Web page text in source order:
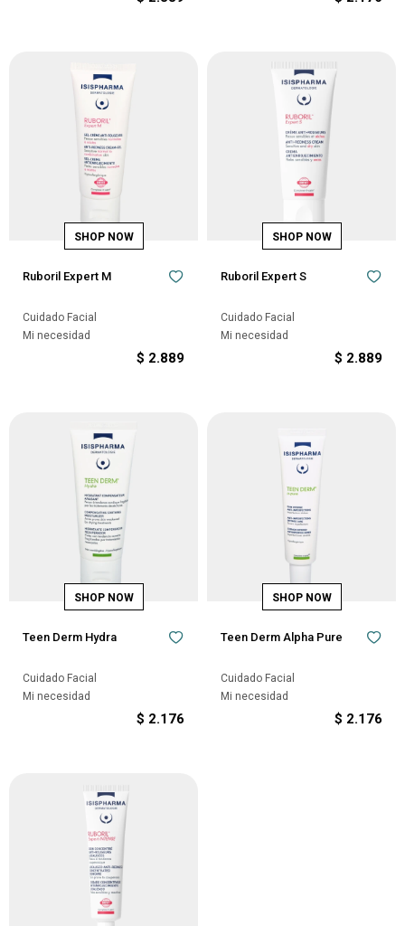
Ruboril Expert M
Cuidado Facial
Mi necesidad
$ 2.889
Ruboril Expert S
Cuidado Facial
Mi necesidad
$ 2.889
Teen Derm Hydra
Cuidado Facial
Mi necesidad
$ 2.176
Teen Derm Alpha Pure
Cuidado Facial
Mi necesidad
$ 2.176